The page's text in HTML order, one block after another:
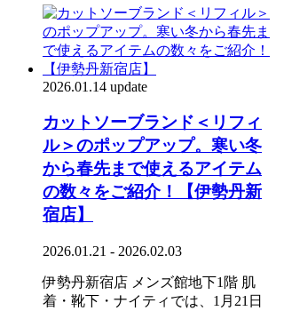
2026.01.14 update
カットソーブランド＜リフィ
ル＞のポップアップ。寒い冬
から春先まで使えるアイテム
の数々をご紹介！【伊勢丹新
宿店】
2026.01.21 - 2026.02.03
伊勢丹新宿店 メンズ館地下1階 肌
着・靴下・ナイティでは、1月21日